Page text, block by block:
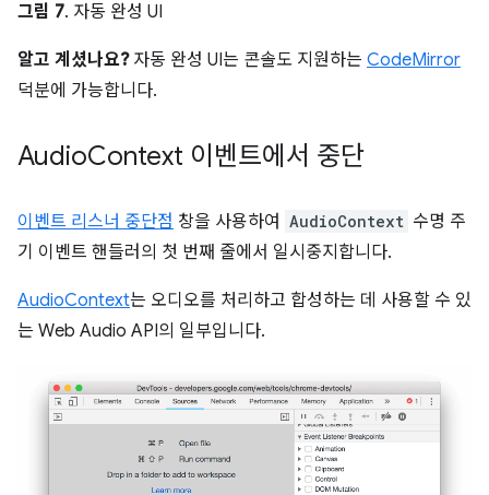
그림 7. 자동 완성 UI
알고 계셨나요?자동 완성 UI는 콘솔도 지원하는 CodeMirror
덕분에 가능합니다.
AudioContext 이벤트에서 중단
이벤트 리스너 중단점 창을 사용하여 AudioContext 수명 주
기 이벤트 핸들러의 첫 번째 줄에서 일시중지합니다.
AudioContext는 오디오를 처리하고 합성하는 데 사용할 수 있
는 Web Audio API의 일부입니다.